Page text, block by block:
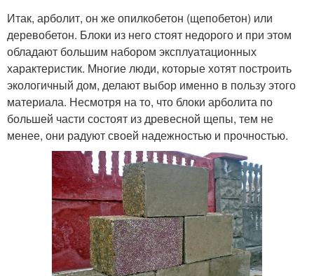
Итак, арболит, он же опилкобетон (щепобетон) или
деревобетон. Блоки из него стоят недорого и при этом
обладают большим набором эксплуатационных
характеристик. Многие люди, которые хотят построить
экологичный дом, делают выбор именно в пользу этого
материала. Несмотря на то, что блоки арболита по
большей части состоят из древесной щепы, тем не
менее, они радуют своей надежностью и прочностью.